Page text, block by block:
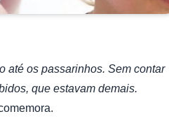
até os passarinhos. Sem contar
que estavam demais.